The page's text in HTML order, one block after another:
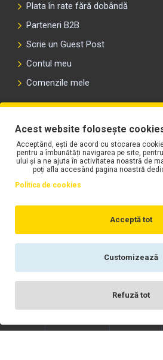
Plata în rate fără dobândă
Parteneri B2B
Scrie un Guest Post
Contul meu
Comenzile mele
Copyright © WORK
Acest website folosește
Acceptând, ești de acord cu stocarea
pentru a îmbunătăți navigarea pe site,
ului și a ne ajuta în activitatea noastră de
poți afla accesând pagina noastră
Politica de cookies
Acceptă tot
Customizează
Refuză tot